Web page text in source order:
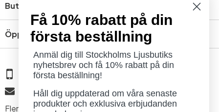
Butik
Öppettider
08 - 654 29 00
info@ljusbutik.se
Fler kontaktuppgifter »
Få 10% rabatt på din
första beställning
Anmäl dig till Stockholms Ljusbutiks
nyhetsbrev och få 10% rabatt på din
första beställning!
Håll dig uppdaterad om våra senaste
produkter och exklusiva erbjudanden